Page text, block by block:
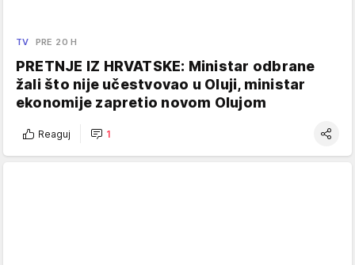
TV PRE 20 H
PRETNJE IZ HRVATSKE: Ministar odbrane
žali što nije učestvovao u Oluji, ministar
ekonomije zapretio novom Olujom
Reaguj 1